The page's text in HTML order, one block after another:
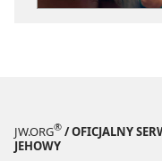
JW.ORG® / OFICJALNY
JEHOWY